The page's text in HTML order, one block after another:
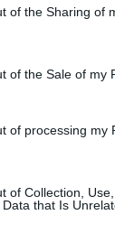
of the Sharing of
of the Sale of my
of processing my
of Collection,
that Is
a los viajeros
del Gobierno y
"No aceptamos